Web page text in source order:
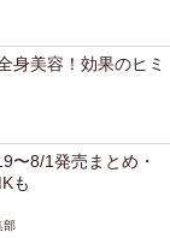
身美容！効果のヒミ
〜8/1発売まとめ・
も
部